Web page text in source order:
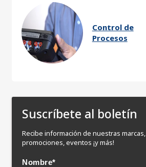
Control de
Procesos
Suscríbete al boletín
Recibe información de nuestras marcas,
promociones, eventos ¡y más!
Nombre*